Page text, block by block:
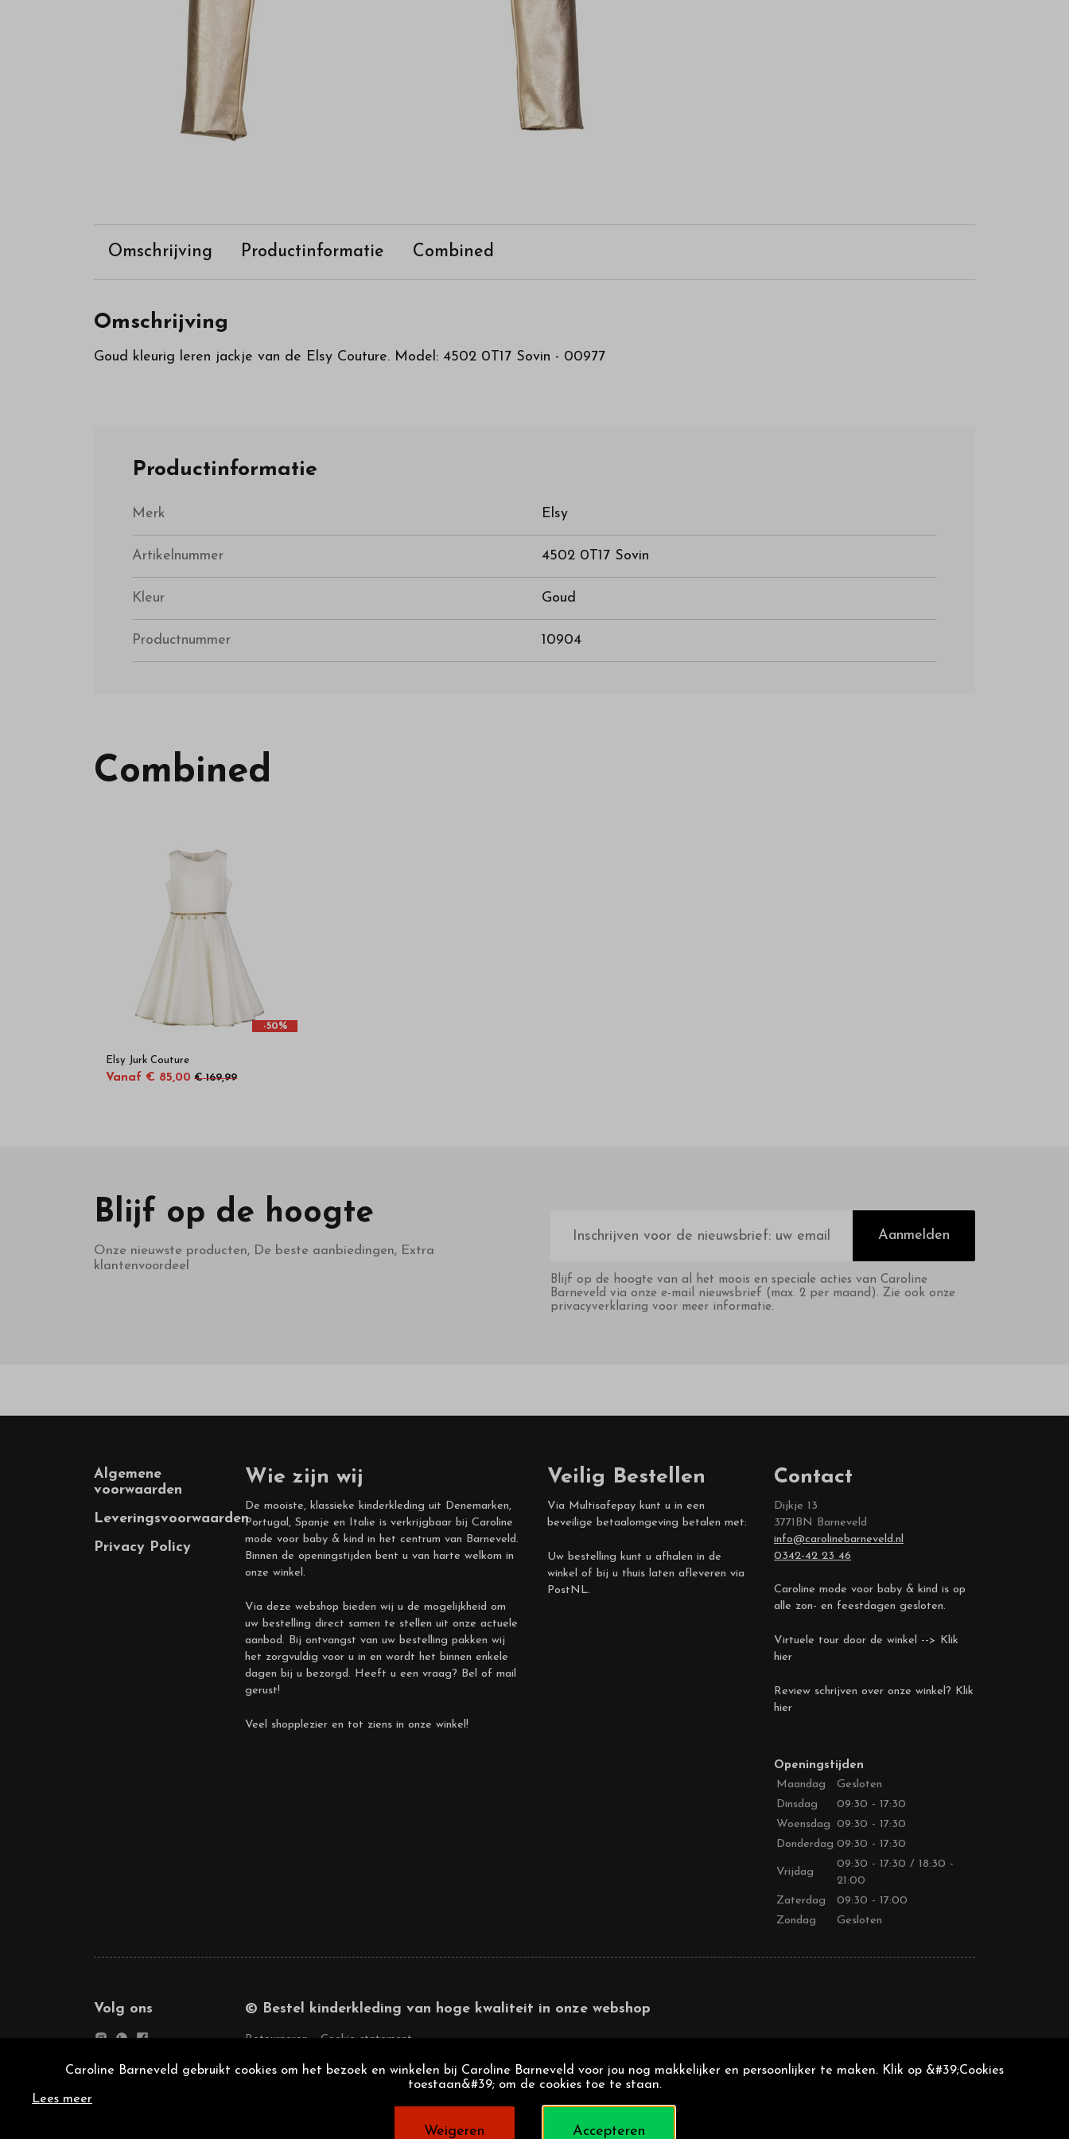
Omschrijving Productinformatie Combined
Omschrijving
Goud kleurig leren jackje van de Elsy Couture. Model: 4502 0T17 Sovin - 00977
Productinformatie
Merk Elsy
Artikelnummer 4502 0T17 Sovin
Kleur Goud
Productnummer 10904
Combined
-50%
Elsy Jurk Couture
Vanaf € 85,00 € 169,99
Blijf op de hoogte
Onze nieuwste producten, De beste aanbiedingen, Extra
klantenvoordeel
mailadres
Aanmelden
Blijf op de hoogte van al het moois en speciale acties van Caroline
Barneveld via onze e-mail nieuwsbrief (max. 2 per maand). Zie ook onze
privacyverklaring voor meer informatie.
Footer
Algemene
voorwaarden
Leveringsvoorwaarden
Privacy Policy
Wie zijn wij
De mooiste, klassieke kinderkleding uit Denemarken,
Portugal, Spanje en Italie is verkrijgbaar bij Caroline
mode voor baby & kind in het centrum van Barneveld.
Binnen de openingstijden bent u van harte welkom in
onze winkel.
Via deze webshop bieden wij u de mogelijkheid om
uw bestelling direct samen te stellen uit onze actuele
aanbod. Bij ontvangst van uw bestelling pakken wij
het zorgvuldig voor u in en wordt het binnen enkele
dagen bij u bezorgd. Heeft u een vraag? Bel of mail
gerust!
Veel shopplezier en tot ziens in onze winkel!
Veilig Bestellen
Via Multisafepay kunt u in een
beveilige betaalomgeving betalen met:
Uw bestelling kunt u afhalen in de
winkel of bij u thuis laten afleveren via
PostNL.
Contact
Dijkje 13
3771BN Barneveld
info@carolinebarneveld.nl
0342-42 23 46
Caroline mode voor baby & kind is op
alle zon- en feestdagen gesloten.
Virtuele tour door de winkel --> Klik
hier
Review schrijven over onze winkel? Klik
hier
Openingstijden
Maandag
Gesloten
Dinsdag
09:30 - 17:30
Woensdag 09:30 - 17:30
Donderdag 09:30 - 17:30
Vrijdag
09:30 - 17:30 / 18:30 -
21:00
Zaterdag
09:30 - 17:00
Zondag
Gesloten
Volg ons © Bestel kinderkleding van hoge kwaliteit in onze webshop
Retourneren Cookie statement
Caroline Barneveld gebruikt cookies om het bezoek en winkelen bij Caroline Barneveld voor jou nog makkelijker en persoonlijker te maken. Klik op &#39;Cookies
toestaan&#39; om de cookies toe te staan.
Lees meer
Weigeren Accepteren